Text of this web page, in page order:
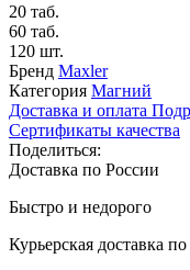
20 таб.
60 таб.
120 шт.
Бренд Maxler
Категория Магний
Доставка и оплата
Сертификаты качества
Поделиться:
Доставка по России
Быстро и недорого
Курьерская доставка